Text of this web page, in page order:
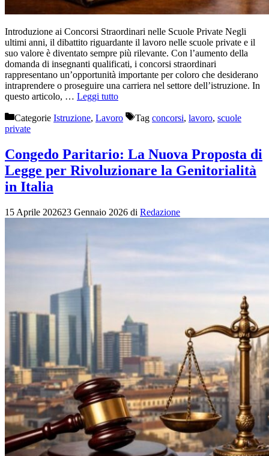
Introduzione ai Concorsi Straordinari nelle Scuole Private Negli
ultimi anni, il dibattito riguardante il lavoro nelle scuole private e il
suo valore è diventato sempre più rilevante. Con l’aumento della
domanda di insegnanti qualificati, i concorsi straordinari
rappresentano un’opportunità importante per coloro che desiderano
intraprendere o proseguire una carriera nel settore dell’istruzione. In
questo articolo, … Leggi tutto
Categorie Istruzione, Lavoro Tag concorsi, lavoro, scuole
private
Congedo Paritario: La Nuova Proposta di
Legge per Rivoluzionare la Genitorialità
in Italia
15 Aprile 202623 Gennaio 2026 di Redazione